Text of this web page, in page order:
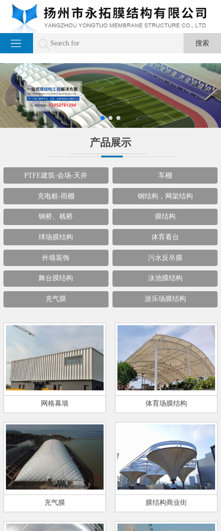
产品展示
PTFE建筑-会场-天井 车棚
充电桩-雨棚 钢结构，网架结构
钢桥、栈桥 膜结构
球场膜结构 体育看台
外墙装饰 污水反吊膜
舞台膜结构 泳池膜结构
充气膜 游乐场膜结构
网格幕墙 体育场膜结构
充气膜 膜结构商业街